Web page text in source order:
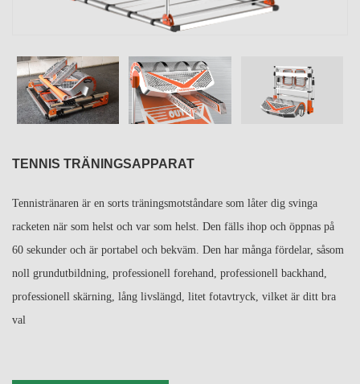
TENNIS TRÄNINGSAPPARAT
Tennistränaren är en sorts träningsmotståndare som låter dig svinga
racketen när som helst och var som helst. Den fälls ihop och öppnas på
60 sekunder och är portabel och bekväm. Den har många fördelar, såsom
noll grundutbildning, professionell forehand, professionell backhand,
professionell skärning, lång livslängd, litet fotavtryck, vilket är ditt bra
val